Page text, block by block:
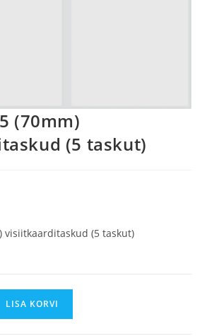
(70mm)
(5 taskut)
visiitkaarditaskud (5 taskut)
LISA KORVI